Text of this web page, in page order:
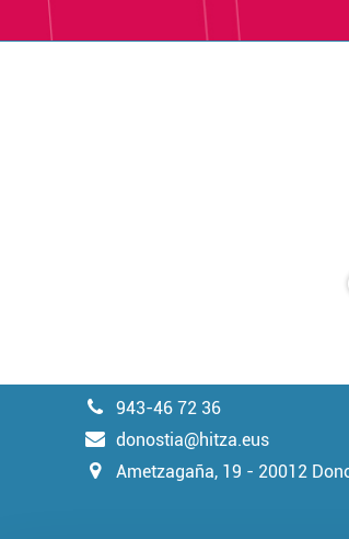
943-46 72 36
donostia@hitza.eus
Ametzagaña, 19 - 20012